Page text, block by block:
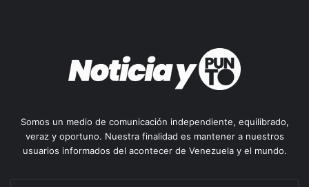
Somos un medio de comunicación independiente, equilibrado,
veraz y oportuno. Nuestra finalidad es mantener a nuestros
usuarios informados del acontecer de Venezuela y el mundo.